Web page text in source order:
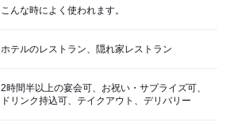
こんな時によく使われます。
ホテルのレストラン、隠れ家レストラン
2時間半以上の宴会可、お祝い・サプライズ可、
ドリンク持込可、テイクアウト、デリバリー